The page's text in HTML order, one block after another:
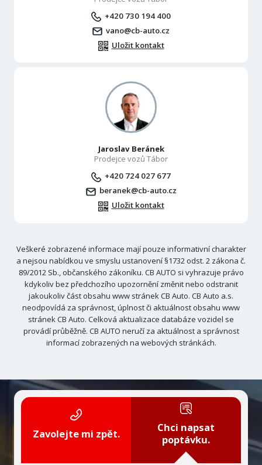
+420 730 194 400
vano@cb-auto.cz
Uložit kontakt
Jaroslav Beránek
Prodejce vozů Tábor
+420 724 027 677
beranek@cb-auto.cz
Uložit kontakt
Veškeré zobrazené informace mají pouze informativní charakter
a nejsou nabídkou ve smyslu ustanovení §1732 odst. 2 zákona č.
89/2012 Sb., občanského zákoníku. CB AUTO si vyhrazuje právo
kdykoliv bez předchozího upozornění změnit nebo odstranit
jakoukoliv část obsahu www stránek CB Auto. CB Auto a.s.
neodpovídá za správnost, úplnost či aktuálnost obsahu www
stránek CB Auto. Celková aktualizace databáze vozidel se
provádí průběžně. CB AUTO neručí za aktuálnost a správnost
informací zobrazených na webových stránkách.
Zavolejte mi zpět.
Chci napsat
poptávku.